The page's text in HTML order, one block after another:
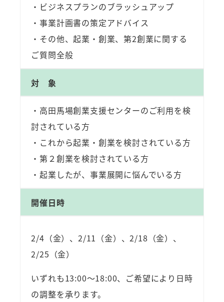
・ビジネスプランのブラッシュアップ
・事業計画書の策定アドバイス
・その他、起業・創業、第2創業に関する
ご質問全般
対 象
・高田馬場創業支援センターのご利用を検
討されている方
・これから起業・創業を検討されている方
・第２創業を検討されている方
・起業したが、事業展開に悩んでいる方
開催日時
2/4（金）、2/11（金）、2/18（金）、
2/25（金）
いずれも13:00～18:00、ご希望により日時
の調整を承ります。